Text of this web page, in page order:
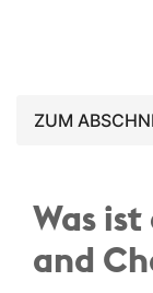
ZUM
Was
and